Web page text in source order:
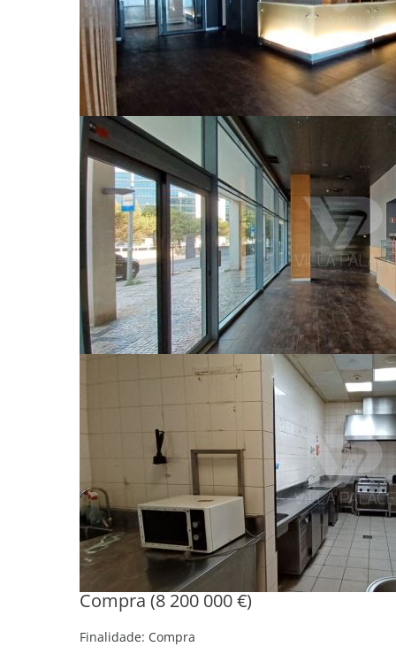
Compra (8 200 000 €)
Finalidade: Compra